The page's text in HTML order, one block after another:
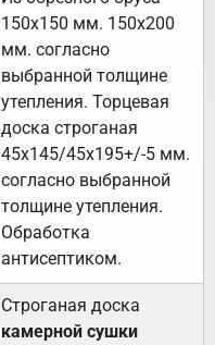
150х150 мм. 150х200
мм. согласно
выбранной толщине
утепления. Торцевая
доска строганая
45х145/45х195+/-5 мм.
согласно выбранной
толщине утепления.
Обработка
антисептиком.
Строганая доска
камерной сушки